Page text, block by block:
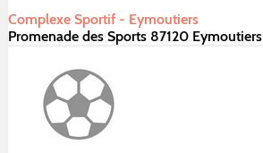
Complexe Sportif - Eymoutiers
Promenade des Sports 87120 Eymoutiers